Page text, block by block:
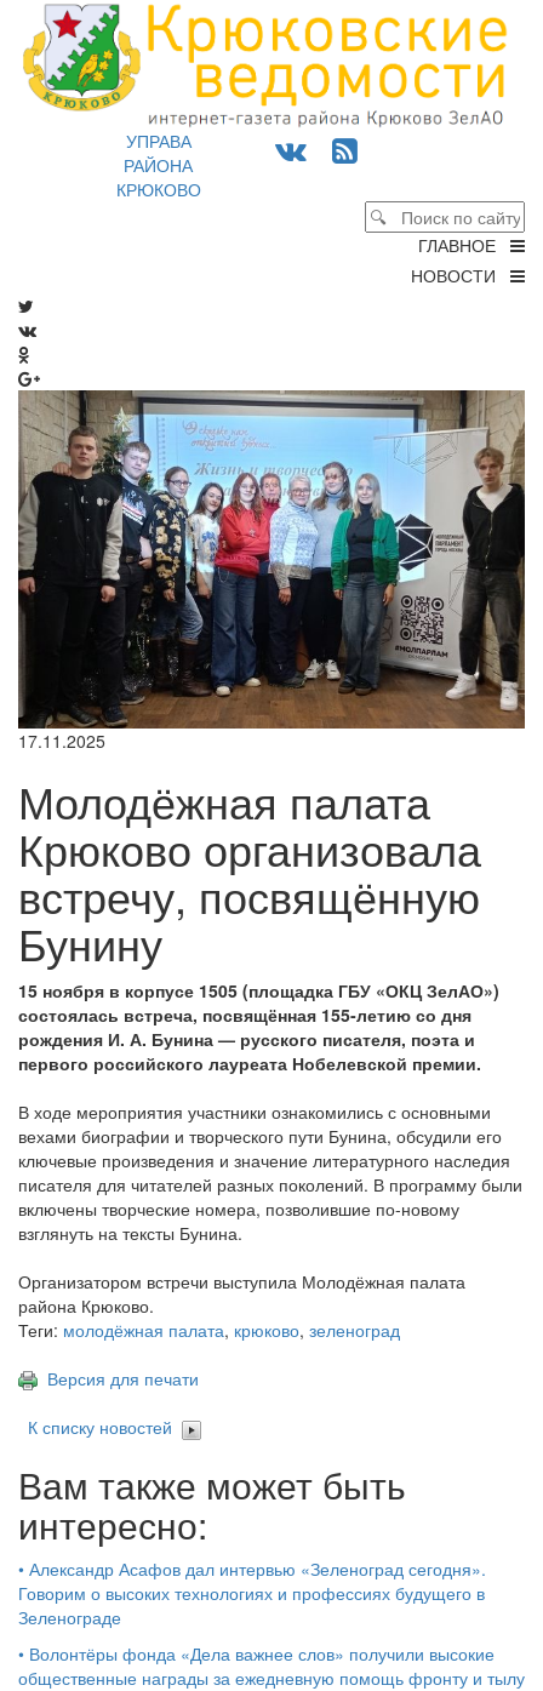
УПРАВА
РАЙОНА
КРЮКОВО
ГЛАВНОЕ
НОВОСТИ
17.11.2025
Молодёжная палата
Крюково организовала
встречу, посвящённую
Бунину
15 ноября в корпусе 1505 (площадка ГБУ «ОКЦ ЗелАО»)
состоялась встреча, посвящённая 155‑летию со дня
рождения И. А. Бунина — русского писателя, поэта и
первого российского лауреата Нобелевской премии.
В ходе мероприятия участники ознакомились с основными
вехами биографии и творческого пути Бунина, обсудили его
ключевые произведения и значение литературного наследия
писателя для читателей разных поколений. В программу были
включены творческие номера, позволившие по‑новому
взглянуть на тексты Бунина.
Организатором встречи выступила Молодёжная палата
района Крюково.
Теги: молодёжная палата, крюково, зеленоград
Версия для печати
К списку новостей
Вам также может быть
интересно:
• Александр Асафов дал интервью «Зеленоград сегодня».
Говорим о высоких технологиях и профессиях будущего в
Зеленограде
• Волонтёры фонда «Дела важнее слов» получили высокие
общественные награды за ежедневную помощь фронту и тылу